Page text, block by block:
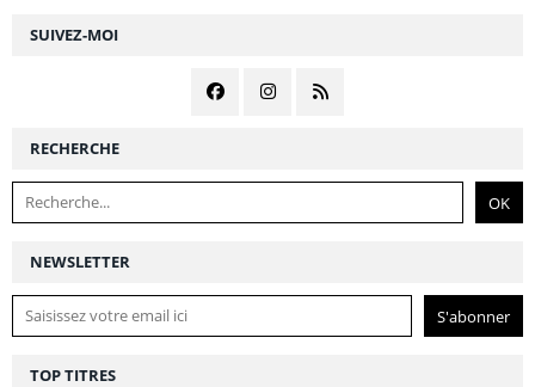
NEWSLETTER
SUIVEZ-MOI
RECHERCHE
TOP TITRES